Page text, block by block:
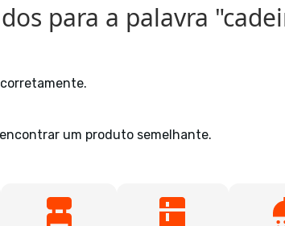
para a palavra "
um produto semelhante.